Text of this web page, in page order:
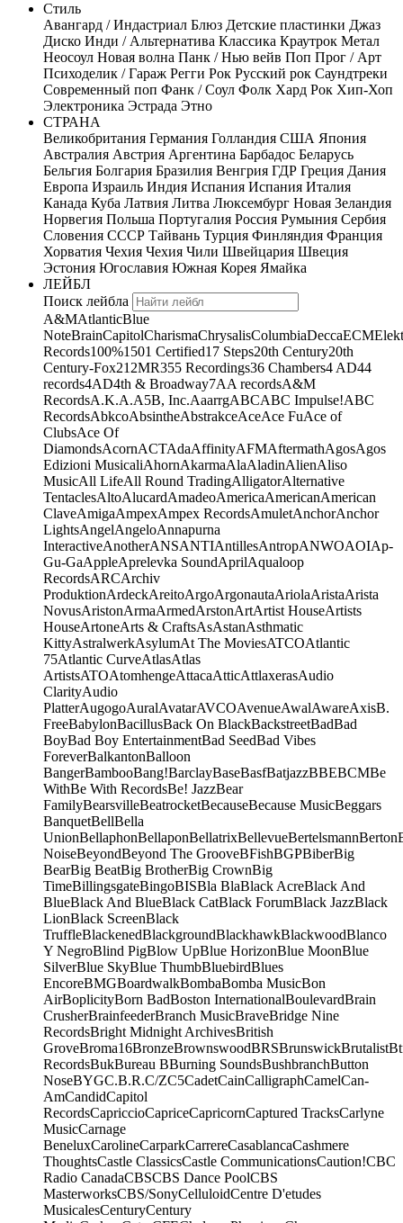
Стиль
Авангард / Индастриал Блюз Детские пластинки Джаз
Диско Инди / Альтернатива Классика Краутрок Метал
Неосоул Новая волна Панк / Нью вейв Поп Прог / Арт
Психоделик / Гараж Регги Рок Русский рок Саундтреки
Современный поп Фанк / Соул Фолк Хард Рок Хип-Хоп
Электроника Эстрада Этно
СТРАНА
Великобритания Германия Голландия США Япония
Австралия Австрия Аргентина Барбадос Беларусь
Бельгия Болгария Бразилия Венгрия ГДР Греция Дания
Европа Израиль Индия Испания Испания Италия
Канада Куба Латвия Литва Люксембург Новая Зеландия
Норвегия Польша Португалия Россия Румыния Сербия
Словения СССР Тайвань Турция Финляндия Франция
Хорватия Чехия Чехия Чили Швейцария Швеция
Эстония Югославия Южная Корея Ямайка
ЛЕЙБЛ
Поиск лейбла
A&MAtlanticBlue
NoteBrainCapitolCharismaChrysalisColumbiaDeccaECM
Records100%1501 Certified17 Steps20th Century20th
Century-Fox21 2MR355 Recordings36 Chambers4 AD44
records4AD4th & Broadway7AA recordsA&M
RecordsA.K.A.A5B, Inc.AaarrgABCABC Impulse!ABC
RecordsAbkcoAbsintheAbstrakceAceAce FuAce of
ClubsAce Of
DiamondsAcornACTAdaAffinityAFMAftermathAgosAgos
Edizioni MusicaliAhornAkarmaAlaAladinAlienAliso
MusicAll LifeAll Round TradingAlligatorAlternative
TentaclesAltoAlucardAmadeoAmericaAmericanAmerican
ClaveAmigaAmpexAmpex RecordsAmuletAnchorAnchor
LightsAngelAngeloAnnapurna
InteractiveAnotherANSANTIAntillesAntropANWOAOIAp-
Gu-GaAppleAprelevka SoundAprilAqualoop
RecordsARCArchiv
ProduktionArdeckAreitoArgoArgonautaAriolaAristaArista
NovusAristonArmaArmedArstonArtArtist HouseArtists
HouseArtoneArts & CraftsAsAstanAsthmatic
KittyAstralwerkAsylumAt The MoviesATCOAtlantic
75Atlantic CurveAtlasAtlas
ArtistsATOAtomhengeAttacaAtticAttlaxerasAudio
ClarityAudio
PlatterAugogoAuralAvatarAVCOAvenueAwalAwareAxisB.
FreeBabylonBacillusBack On BlackBackstreetBadBad
BoyBad Boy EntertainmentBad SeedBad Vibes
ForeverBalkantonBalloon
BangerBambooBang!BarclayBaseBasfBatjazzBBEBCMBe
WithBe With RecordsBe! JazzBear
FamilyBearsvilleBeatrocketBecauseBecause MusicBeggars
BanquetBellBella
UnionBellaphonBellaponBellatrixBellevueBertelsmannBerton
NoiseBeyondBeyond The GrooveBFishBGPBiberBig
BearBig BeatBig BrotherBig CrownBig
TimeBillingsgateBingoBISBla BlaBlack AcreBlack And
BlueBlack And BlueBlack CatBlack ForumBlack JazzBlack
LionBlack ScreenBlack
TruffleBlackenedBlackgroundBlackhawkBlackwoodBlanco
Y NegroBlind PigBlow UpBlue HorizonBlue MoonBlue
SilverBlue SkyBlue ThumbBluebirdBlues
EncoreBMGBoardwalkBombaBomba MusicBon
AirBoplicityBorn BadBoston InternationalBoulevardBrain
CrusherBrainfeederBranch MusicBraveBridge Nine
RecordsBright Midnight ArchivesBritish
GroveBroma16BronzeBrownswoodBRSBrunswickBrutalist
RecordsBukBureau BBurning SoundsBushbranchButton
NoseBYGC.B.R.C/ZC5CadetCainCalligraphCamelCan-
AmCandidCapitol
RecordsCapriccioCapriceCapricornCaptured TracksCarlyne
MusicCarnage
BeneluxCarolineCarparkCarrereCasablancaCashmere
ThoughtsCastle ClassicsCastle CommunicationsCaution!CBC
Radio CanadaCBSCBS Dance PoolCBS
MasterworksCBS/SonyCelluloidCentre D'etudes
MusicalesCenturyCentury